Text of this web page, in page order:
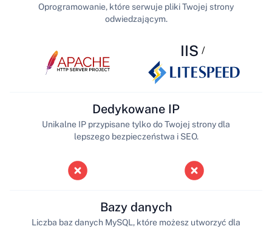
Oprogramowanie, które serwuje pliki Twojej strony
odwiedzającym.
IIS /
Dedykowane IP
Unikalne IP przypisane tylko do Twojej strony dla
lepszego bezpieczeństwa i SEO.
Bazy danych
Liczba baz danych MySQL, które możesz utworzyć dla